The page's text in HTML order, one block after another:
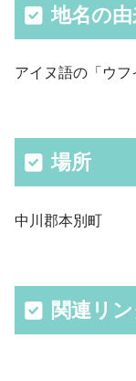
地名の
アイヌ語の「ウフ
場所
中川郡本別町
関連リン